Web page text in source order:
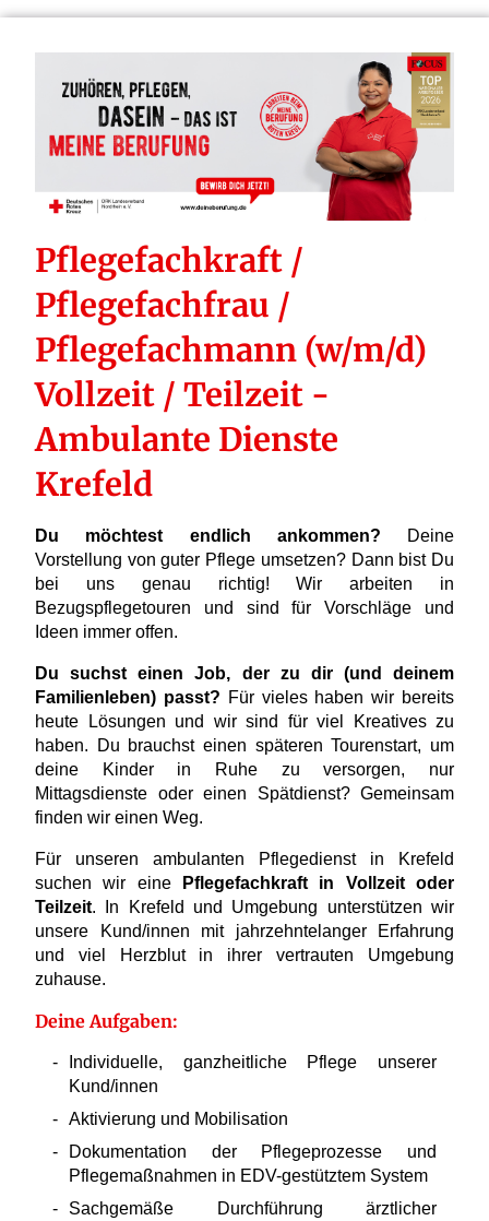
Pflegefachkraft /
Pflegefachfrau /
Pflegefachmann (w/m/d)
Vollzeit / Teilzeit -
Ambulante Dienste
Krefeld
Du möchtest endlich ankommen? Deine
Vorstellung von guter Pflege umsetzen? Dann bist Du
bei uns genau richtig! Wir arbeiten in
Bezugspflegetouren und sind für Vorschläge und
Ideen immer offen.
Du suchst einen Job, der zu dir (und deinem
Familienleben) passt? Für vieles haben wir bereits
heute Lösungen und wir sind für viel Kreatives zu
haben. Du brauchst einen späteren Tourenstart, um
deine Kinder in Ruhe zu versorgen, nur
Mittagsdienste oder einen Spätdienst? Gemeinsam
finden wir einen Weg.
Für unseren ambulanten Pflegedienst in Krefeld
suchen wir eine
Pflegefachkraft in Vollzeit oder
Teilzeit. In Krefeld und Umgebung unterstützen wir
unsere Kund/innen mit jahrzehntelanger Erfahrung
und viel Herzblut in ihrer vertrauten Umgebung
zuhause.
Deine Aufgaben:
Individuelle, ganzheitliche Pflege unserer
Kund/innen
Aktivierung und Mobilisation
Dokumentation der Pflegeprozesse und
Pflegemaßnahmen in EDV-gestütztem System
Sachgemäße Durchführung ärztlicher